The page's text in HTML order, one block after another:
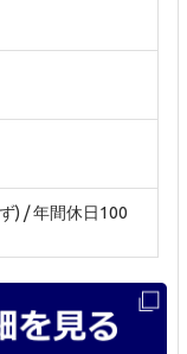
) / 年間休日100